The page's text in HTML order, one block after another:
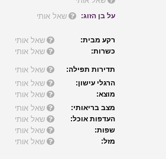
על בן הזוג: שאל אותי
רקע מבית: שאל אותי
כשרות: שאל אותי
תדירות תפילה: שאל אותי
הרגלי עישון: שאל אותי
מוצא: שאל אותי
מצב בריאותי: שאל אותי
העדפות אוכל: שאל אותי
שפות: שאל אותי
מזל: שאל אותי